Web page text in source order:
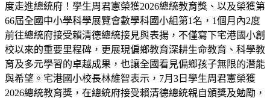
度走進總統府！學生周君憲榮獲2026總統教育獎、以及榮獲第
66屆全國中小學科學展覽會數學科國小組第1名，1個月內2度
前往總統府接受賴清德總統接見與表揚，不僅寫下宅港國小創
校以來的重要里程碑，更展現偏鄉教育深耕生命教育、科學教
育及多元學習的卓越成果，也讓全國看見偏鄉孩子無限的潛能
與希望。宅港國小校長林維智表示，7月3日學生周君憲榮獲
2026總統教育獎，在總統府接受賴清德總統親自頒獎及勉勵，